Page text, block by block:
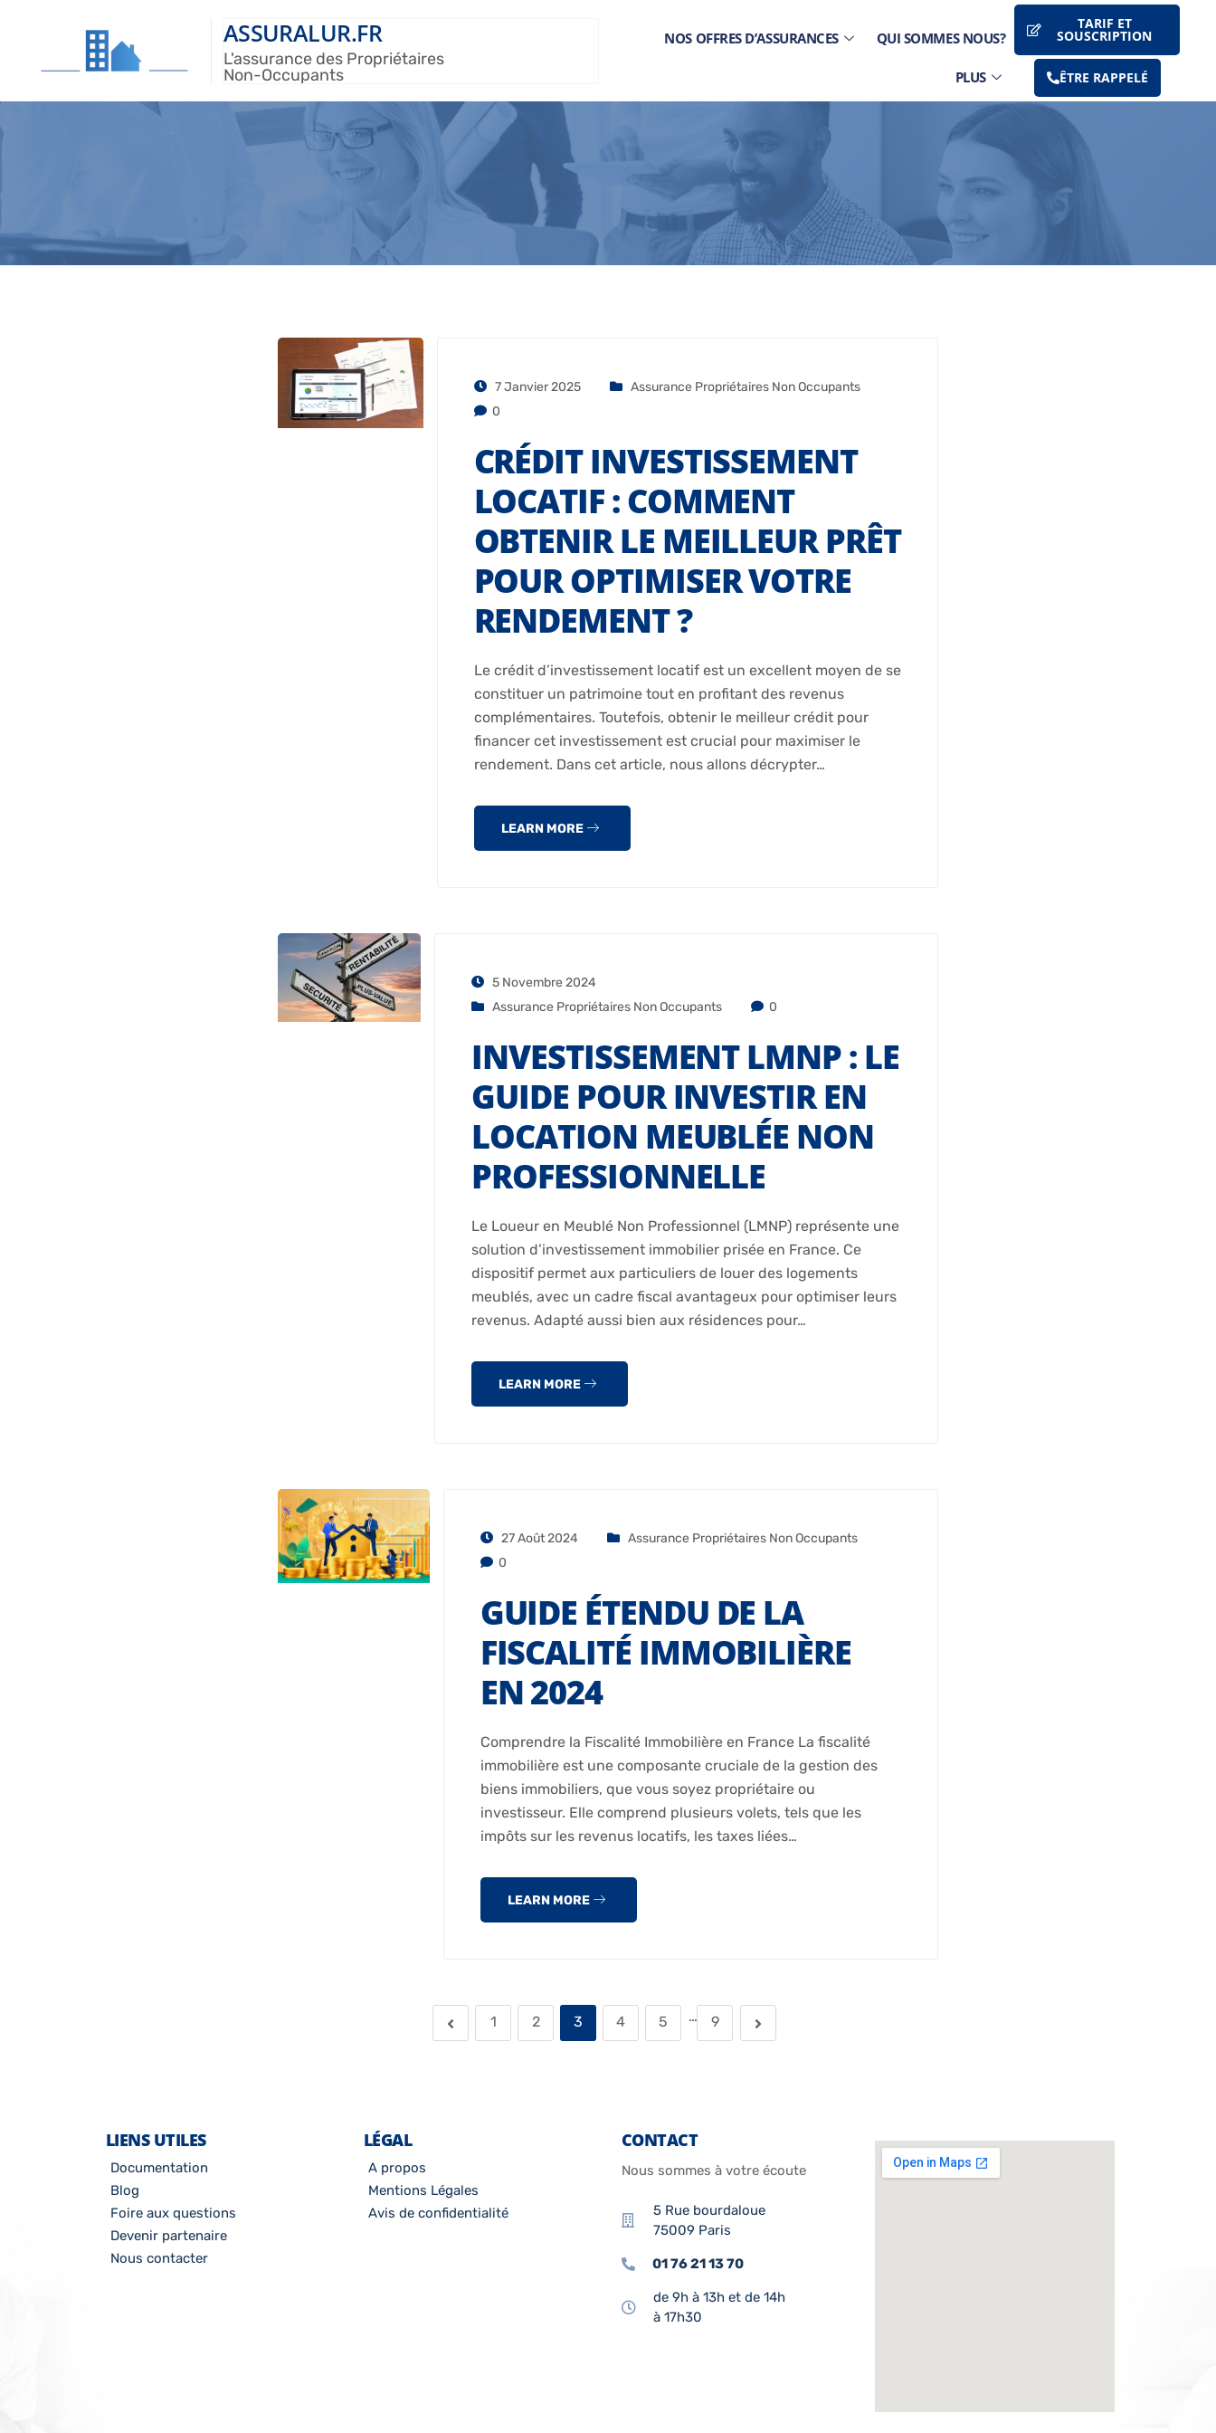
ASSURALUR.FR
L'assurance des Propriétaires
Non-Occupants
NOS OFFRES D’ASSURANCES QUI SOMMES NOUS?
PLUS
TARIF ET
SOUSCRIPTION
ÊTRE RAPPELÉ
7 Janvier 2025
Assurance Propriétaires Non Occupants
0
CRÉDIT INVESTISSEMENT
LOCATIF : COMMENT
OBTENIR LE MEILLEUR PRÊT
POUR OPTIMISER VOTRE
RENDEMENT ?
Le crédit d’investissement locatif est un excellent moyen de se
constituer un patrimoine tout en profitant des revenus
complémentaires. Toutefois, obtenir le meilleur crédit pour
financer cet investissement est crucial pour maximiser le
rendement. Dans cet article, nous allons décrypter…
LEARN MORE
5 Novembre 2024
Assurance Propriétaires Non Occupants
0
INVESTISSEMENT LMNP : LE
GUIDE POUR INVESTIR EN
LOCATION MEUBLÉE NON
PROFESSIONNELLE
Le Loueur en Meublé Non Professionnel (LMNP) représente une
solution d’investissement immobilier prisée en France. Ce
dispositif permet aux particuliers de louer des logements
meublés, avec un cadre fiscal avantageux pour optimiser leurs
revenus. Adapté aussi bien aux résidences pour…
LEARN MORE
27 Août 2024
Assurance Propriétaires Non Occupants
0
GUIDE ÉTENDU DE LA
FISCALITÉ IMMOBILIÈRE
EN 2024
Comprendre la Fiscalité Immobilière en France La fiscalité
immobilière est une composante cruciale de la gestion des
biens immobiliers, que vous soyez propriétaire ou
investisseur. Elle comprend plusieurs volets, tels que les
impôts sur les revenus locatifs, les taxes liées…
LEARN MORE
1 2 3 4 5 … 9
LIENS UTILES
Documentation
Blog
Foire aux questions
Devenir partenaire
Nous contacter
LÉGAL
A propos
Mentions Légales
Avis de confidentialité
CONTACT
Nous sommes à votre écoute
5 Rue bourdaloue
75009 Paris
01 76 21 13 70
de 9h à 13h et de 14h
à 17h30